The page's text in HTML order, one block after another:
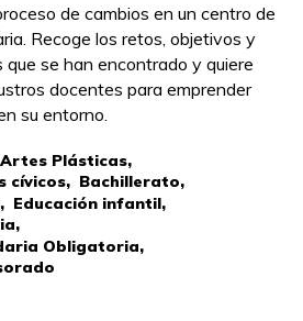
de cambios en un centro de
Recoge los retos, objetivos y
que se han encontrado y quiere
docentes para emprender
su entorno.
Artes Plásticas,
cívicos, Bachillerato,
Educación infantil,
Obligatoria,